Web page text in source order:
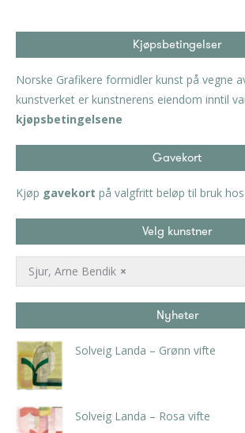
Kjøpsbetingelser
Norske Grafikere formidler kunst på vegne
kunstverket er kunstnerens eiendom inntil
kjøpsbetingelsene
Gavekort
Kjøp gavekort på valgfritt beløp til bruk
Velg kunstner
×
Sjur, Arne Bendik
Nyheter
Solveig Landa – Grønn vifte
Solveig Landa – Rosa vifte